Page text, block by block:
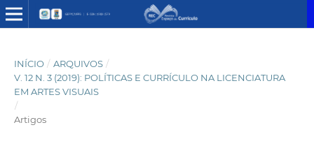
INÍCIO / ARQUIVOS /
V. 12 N. 3 (2019): POLÍTICAS E CURRÍCULO NA LICENCIATURA
EM ARTES VISUAIS
/
Artigos